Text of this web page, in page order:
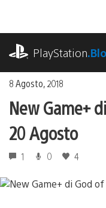
contenuto
PlayStation
8 Agosto, 2018
New Game+
20 Agosto
1 0 4